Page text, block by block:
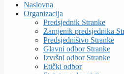
Naslovna
Organizacija
Predsjednik Stranke
Zamjenik predsjednika
Predsjedništvo Stranke
Glavni odbor Stranke
Izvršni odbor Stranke
Etički odbor